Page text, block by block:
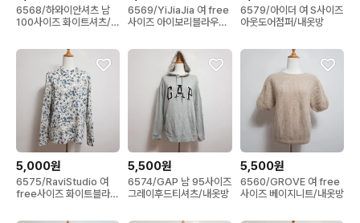
6568/하와이안셔츠 남
100사이즈 화이트셔츠/내
6569/YiJiaJia 여 free
사이즈 아이보리블라우스/
6579/아이더 여 S사이즈
아웃도어점퍼/내옷방
5,000원
6575/RaviStudio 여
free사이즈 화이트블라우
5,500원
6574/GAP 남 95사이즈
그레이후드티셔츠/내옷방
5,500원
6560/GROVE 여 free
사이즈 베이지니트/내옷방